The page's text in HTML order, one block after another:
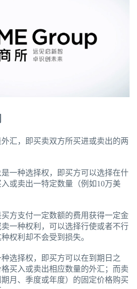
汇，即买卖双方所买进或卖出的两
一种选择权，即买方可以选择在什
或卖出一特定数量（例如10万美
方支付一定数额的费用获得一定金
一种权利，可以选择行使或者不行
权利却不会受到损失。
选择权，即买方可以在到期日之
买入或卖出相应数量的外汇；而卖
月、季度或年度）的固定价格购买